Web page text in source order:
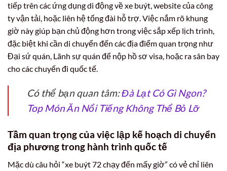
tiếp trên các ứng dụng di động về xe buýt, website của công
ty vận tải, hoặc liên hệ tổng đài hỗ trợ. Việc nắm rõ khung
giờ này giúp bạn chủ động hơn trong việc sắp xếp lịch trình,
đặc biệt khi cần di chuyển đến các địa điểm quan trọng như
Đại sứ quán, Lãnh sự quán để nộp hồ sơ visa, hoặc ra sân bay
cho các chuyến đi quốc tế.
Có thể bạn quan tâm:Đà Lạt Có Gì Ngon?
Top Món Ăn Nổi Tiếng Không Thể Bỏ Lỡ
Tầm quan trọng của việc lập kế hoạch di chuyển
địa phương trong hành trình quốc tế
Mặc dù câu hỏi “xe buýt 72 chạy đến mấy giờ” có vẻ chỉ liên